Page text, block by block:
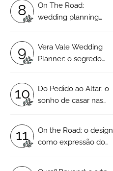
8
On The Road:
wedding planning
9
Vera Vale Wedding
Planner: o segredo
10
Do Pedido ao Altar: o
sonho de casar nas
11
On the Road: o design
como expressão do